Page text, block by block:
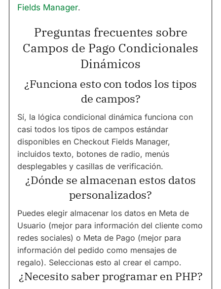
Fields Manager.
Preguntas frecuentes sobre
Campos de Pago Condicionales
Dinámicos
¿Funciona esto con todos los tipos
de campos?
Sí, la lógica condicional dinámica funciona con
casi todos los tipos de campos estándar
disponibles en Checkout Fields Manager,
incluidos texto, botones de radio, menús
desplegables y casillas de verificación.
¿Dónde se almacenan estos datos
personalizados?
Puedes elegir almacenar los datos en Meta de
Usuario (mejor para información del cliente como
redes sociales) o Meta de Pago (mejor para
información del pedido como mensajes de
regalo). Seleccionas esto al crear el campo.
¿Necesito saber programar en PHP?